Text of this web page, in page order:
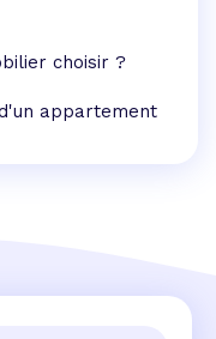
choisir ?
appartement